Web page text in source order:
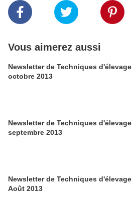
Vous aimerez aussi
Newsletter de Techniques d'élevage
octobre 2013
Newsletter de Techniques d'élevage
septembre 2013
Newsletter de Techniques d'élevage
Août 2013